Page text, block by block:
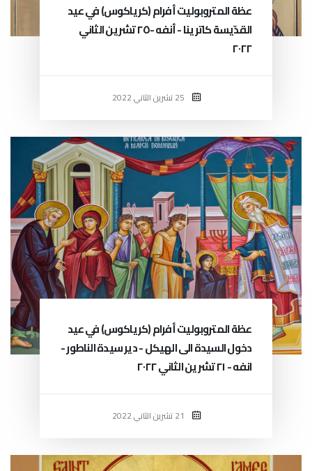
عظة المتروبوليت أفرام (كرياكوس) في عيد
القدّيسة كاترينا - أنفه -٢٥ تشرين الثاني
٢٠٢٢
عظة المتروبوليت أفرام (كرياكوس) في عيد
دخول السيدة الى الهيكل - دير سيدة الناطور -
انفه - ٢١ تشرين الثاني ٢٠٢٢